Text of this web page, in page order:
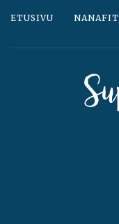
ETUSIVU NANAFIT